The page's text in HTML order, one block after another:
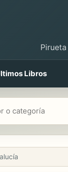
Libros